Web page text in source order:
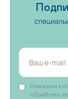
Нажимая
обработку